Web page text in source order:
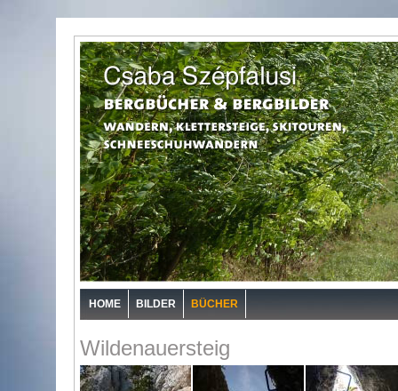
HOME BILDER BÜCHER
Wildenauersteig